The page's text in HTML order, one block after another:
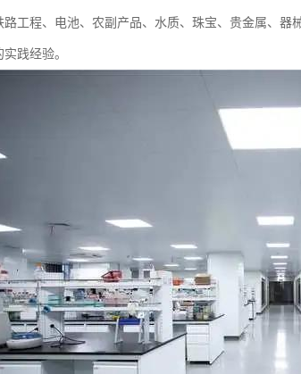
路工程、电池、农副产品、水质、珠宝、贵金属、
践经验。